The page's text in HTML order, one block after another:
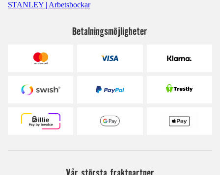
STANLEY | Arbetsbockar
Betalningsmöjligheter